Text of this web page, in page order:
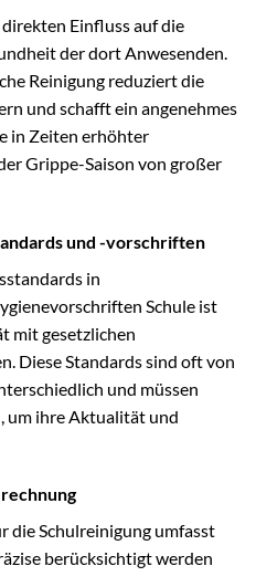
Einfluss auf die
der dort Anwesenden.
Reinigung reduziert die
und schafft ein angenehmes
in Zeiten erhöhter
Grippe-Saison von großer
und -vorschriften
in
Schule ist
mit gesetzlichen
Diese Standards sind oft von
und müssen
um ihre Aktualität und
die Schulreinigung umfasst
berücksichtigt werden